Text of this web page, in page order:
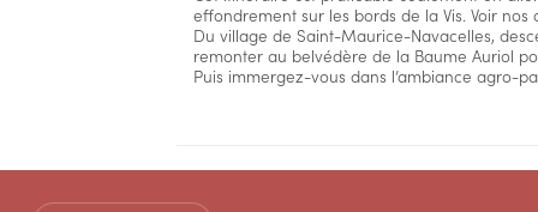
effondrement sur les bords de la Vis. Voir
Du village de Saint-Maurice-Navacelles,
remonter au belvédère de la Baume Auriol
Puis immergez-vous dans l’ambiance agro-
Accès